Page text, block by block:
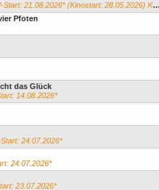
21.08.2026* (Kinostart: 28.05.2026) Kevin James...
Pfoten
das Glück
14.08.2026*
24.07.2026*
24.07.2026*
23.07.2026*